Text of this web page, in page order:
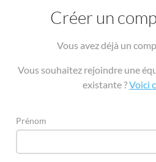
Créer un
Vous avez déjà un
Vous souhaitez rejoindre une
existante ?Voici
Prénom